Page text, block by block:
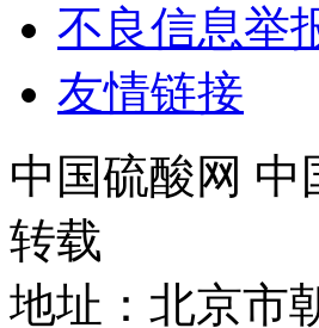
不良信息举
友情链接
中国硫酸网
转载
地址：北京市